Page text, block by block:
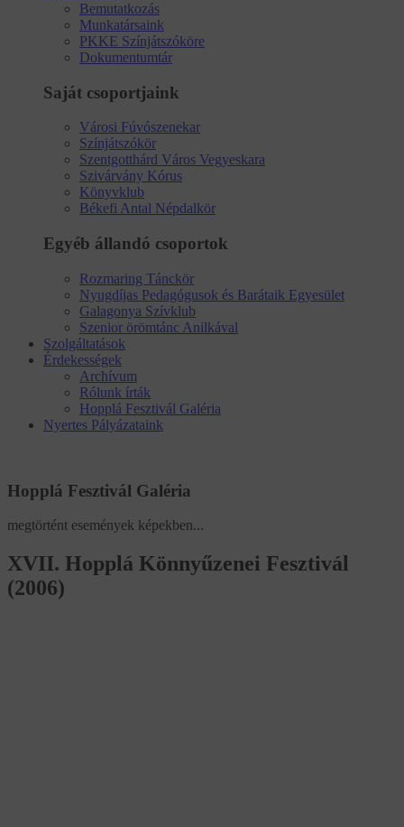
Bemutatkozás
Munkatársaink
PKKE Színjátszóköre
Dokumentumtár
Saját csoportjaink
Városi Fúvószenekar
Színjátszókör
Szentgotthárd Város Vegyeskara
Szivárvány Kórus
Könyvklub
Békefi Antal Népdalkör
Egyéb állandó csoportok
Rozmaring Tánckör
Nyugdíjas Pedagógusok és Barátaik Egyesület
Galagonya Szívklub
Szenior örömtánc Anilkával
Szolgáltatások
Érdekességek
Archívum
Rólunk írták
Hopplá Fesztivál Galéria
Nyertes Pályázataink
Hopplá Fesztivál Galéria
megtörtént események képekben...
XVII. Hopplá Könnyűzenei Fesztivál
(2006)